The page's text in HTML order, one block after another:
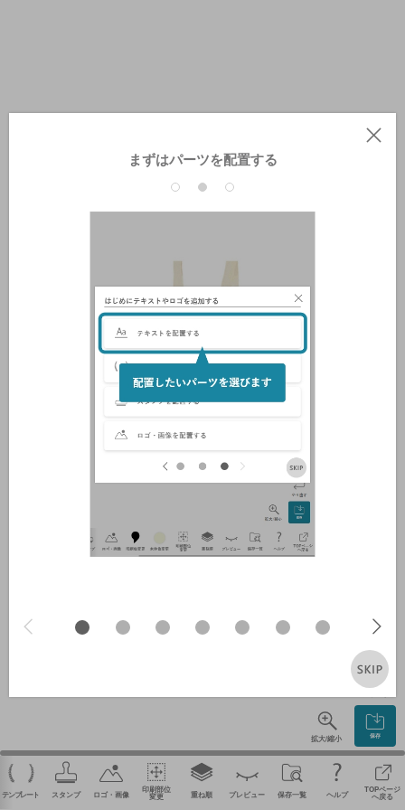
保存
拡大/縮小
テンプレート スタンプ ロゴ・画像
印刷部位
変更 重ね順 プレビュー 保存一覧 ヘルプ
TOPページ
へ戻る
まずはパーツを配置する